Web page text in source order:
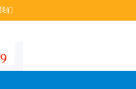
钢板主要产品有：岩棉夹芯彩钢板、
们